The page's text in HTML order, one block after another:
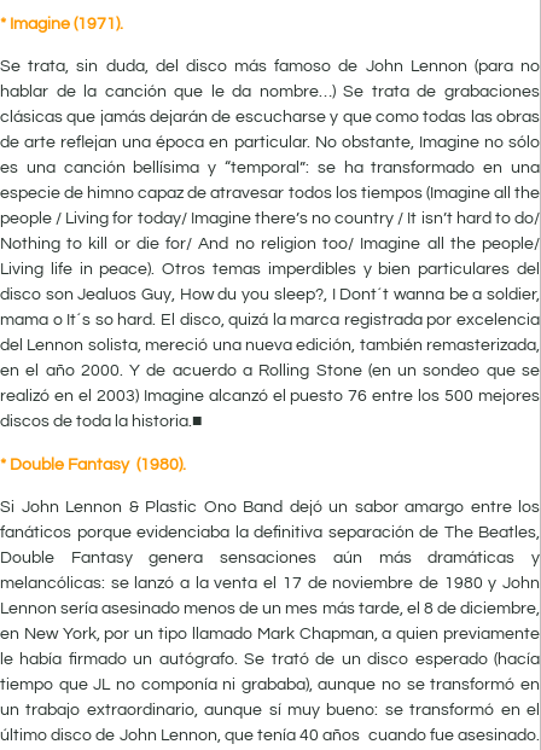
* Imagine (1971).
Se trata, sin duda, del disco más famoso de John Lennon (para no
hablar de la canción que le da nombre…) Se trata de grabaciones
clásicas que jamás dejarán de escucharse y que como todas las obras
de arte reflejan una época en particular. No obstante, Imagine no sólo
es una canción bellísima y “temporal”: se ha transformado en una
especie de himno capaz de atravesar todos los tiempos (Imagine all the
people / Living for today/ Imagine there’s no country / It isn’t hard to do/
Nothing to kill or die for/ And no religion too/ Imagine all the people/
Living life in peace). Otros temas imperdibles y bien particulares del
disco son Jealuos Guy, How du you sleep?, I Dont´t wanna be a soldier,
mama o It´s so hard. El disco, quizá la marca registrada por excelencia
del Lennon solista, mereció una nueva edición, también remasterizada,
en el año 2000. Y de acuerdo a Rolling Stone (en un sondeo que se
realizó en el 2003) Imagine alcanzó el puesto 76 entre los 500 mejores
discos de toda la historia.■
* Double Fantasy (1980).
Si John Lennon & Plastic Ono Band dejó un sabor amargo entre los
fanáticos porque evidenciaba la definitiva separación de The Beatles,
Double Fantasy genera sensaciones aún más dramáticas y
melancólicas: se lanzó a la venta el 17 de noviembre de 1980 y John
Lennon sería asesinado menos de un mes más tarde, el 8 de diciembre,
en New York, por un tipo llamado Mark Chapman, a quien previamente
le había firmado un autógrafo. Se trató de un disco esperado (hacía
tiempo que JL no componía ni grababa), aunque no se transformó en
un trabajo extraordinario, aunque sí muy bueno: se transformó en el
último disco de John Lennon, que tenía 40 años cuando fue asesinado.